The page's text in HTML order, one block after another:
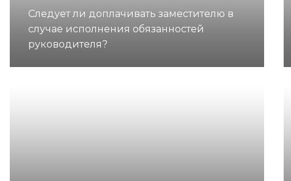
Следует ли доплачивать заместителю в
случае исполнения обязанностей
руководителя?